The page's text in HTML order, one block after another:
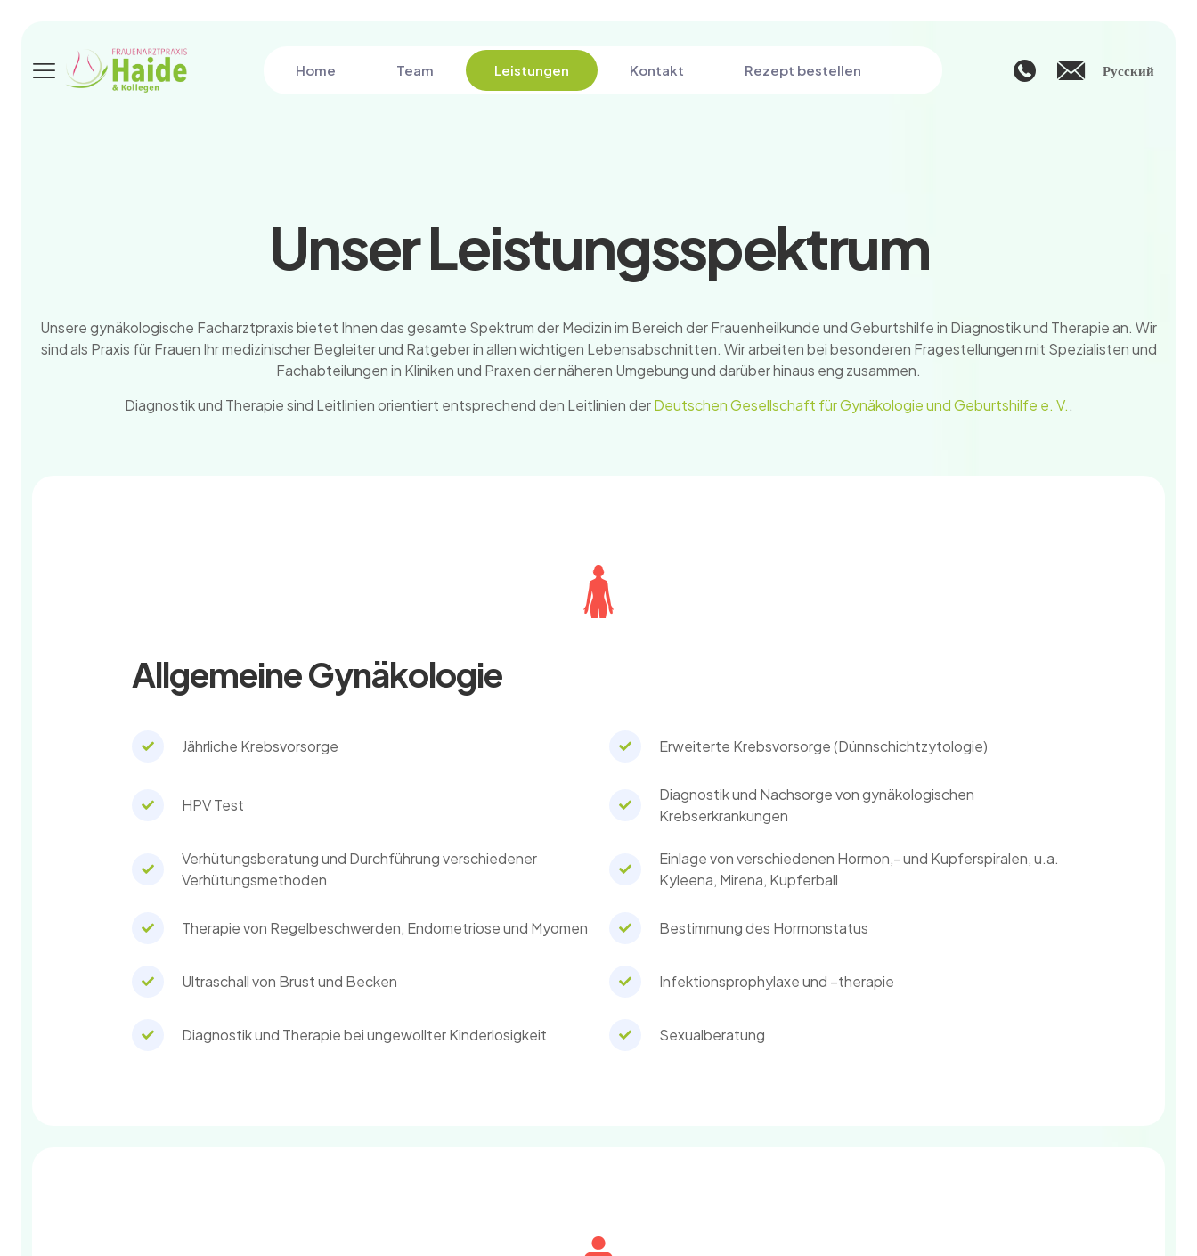
Home Team Leistungen Kontakt Rezept bestellen Русский
Unser Leistungsspektrum
Unsere gynäkologische Facharztpraxis bietet Ihnen das gesamte Spektrum der Medizin im Bereich der Frauenheilkunde und Geburtshilfe in Diagnostik und Therapie an. Wir
sind als Praxis für Frauen Ihr medizinischer Begleiter und Ratgeber in allen wichtigen Lebensabschnitten. Wir arbeiten bei besonderen Fragestellungen mit Spezialisten und
Fachabteilungen in Kliniken und Praxen der näheren Umgebung und darüber hinaus eng zusammen.
Diagnostik und Therapie sind Leitlinien orientiert entsprechend den Leitlinien derDeutschen Gesellschaft für Gynäkologie und Geburtshilfe e. V..
Allgemeine Gynäkologie
Jährliche Krebsvorsorge Erweiterte Krebsvorsorge (Dünnschichtzytologie)
HPV Test
Diagnostik und Nachsorge von gynäkologischen
Krebserkrankungen
Verhütungsberatung und Durchführung verschiedener
Verhütungsmethoden
Einlage von verschiedenen Hormon,- und Kupferspiralen, u.a.
Kyleena, Mirena, Kupferball
Therapie von Regelbeschwerden, Endometriose und Myomen Bestimmung des Hormonstatus
Ultraschall von Brust und Becken Infektionsprophylaxe und –therapie
Diagnostik und Therapie bei ungewollter Kinderlosigkeit Sexualberatung